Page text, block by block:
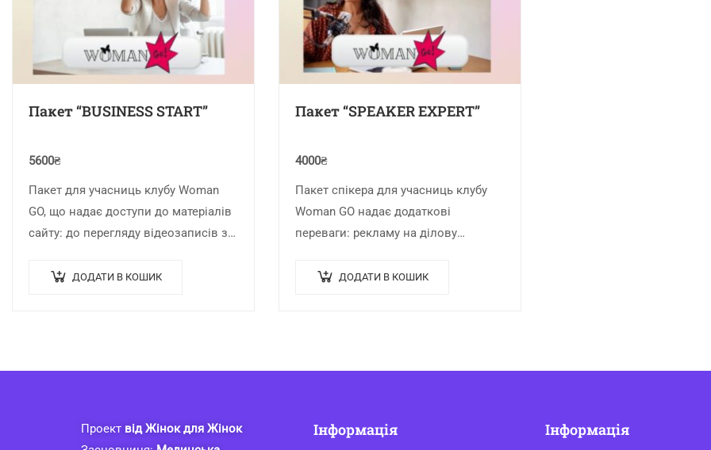
Пакет “BUSINESS START”
5600₴
Пакет для учасниць клубу Woman
GO, що надає доступи до матеріалів
сайту: до перегляду відеозаписів з
входу на майбутні подій впродовж
ДОДАТИ В КОШИК
Пакет “SPEAKER EXPERT”
4000₴
Пакет спікера для учасниць клубу
Woman GO надає додаткові
переваги: рекламу на ділову
виступати на великому заході з
ДОДАТИ В КОШИК
Проект від Жінок для Жінок
Інформація Інформація